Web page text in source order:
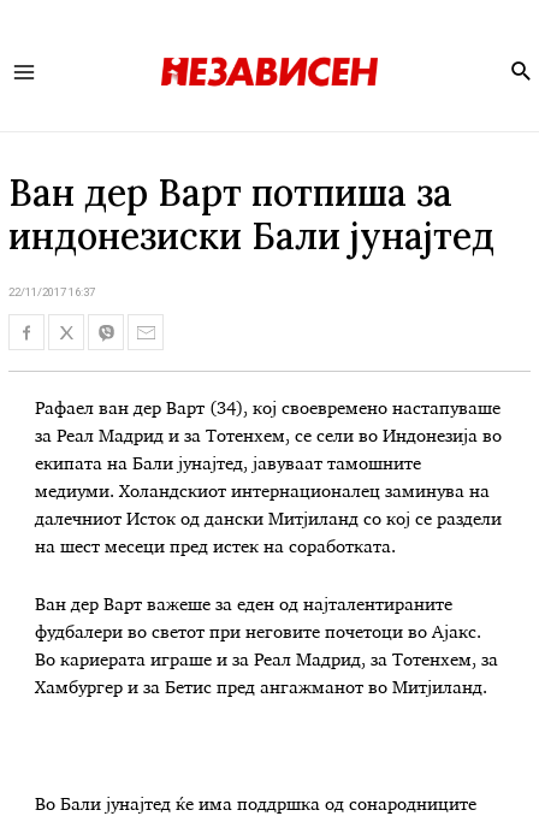
Ван дер Варт потпиша за
индонезиски Бали јунајтед
22/11/2017 16:37
Рафаел ван дер Варт (34), кој своевремено настапуваше
за Реал Мадрид и за Тотенхем, се сели во Индонезија во
екипата на Бали јунајтед, јавуваат тамошните
медиуми. Холандскиот интернационалец заминува на
далечниот Исток од дански Митјиланд со кој се раздели
на шест месеци пред истек на соработката.
Ван дер Варт важеше за еден од најталентираните
фудбалери во светот при неговите почетоци во Ајакс.
Во кариерата играше и за Реал Мадрид, за Тотенхем, за
Хамбургер и за Бетис пред ангажманот во Митјиланд.
Во Бали јунајтед ќе има поддршка од сонародниците